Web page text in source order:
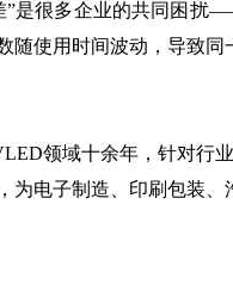
很多企业的共同困扰
使用时间波动，导致
领域十余年，针对行
电子制造、印刷包装